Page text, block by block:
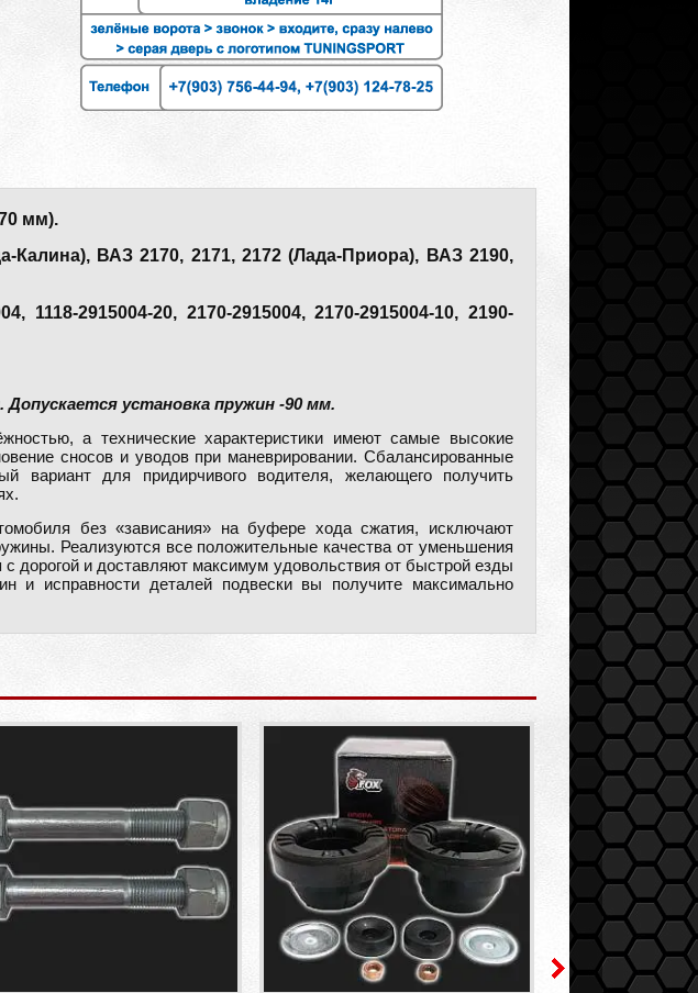
мм).
ВАЗ 2170, 2171, 2172 (Лада-Приора), ВАЗ 2190,
1118-2915004-20, 2170-2915004, 2170-2915004-10, 2190-
установка пружин -90 мм.
а технические характеристики имеют самые высокие
сносов и уводов при маневрировании. Сбалансированные
вариант для придирчивого водителя, желающего получить
без «зависания» на буфере хода сжатия, исключают
Реализуются все положительные качества от уменьшения
дорогой и доставляют максимум удовольствия от быстрой езды
и исправности деталей подвески вы получите максимально